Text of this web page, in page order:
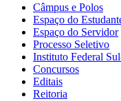
Câmpus e Polos
Espaço do
Espaço do Servidor
Processo Seletivo
Instituto Federal
Concursos
Editais
Reitoria